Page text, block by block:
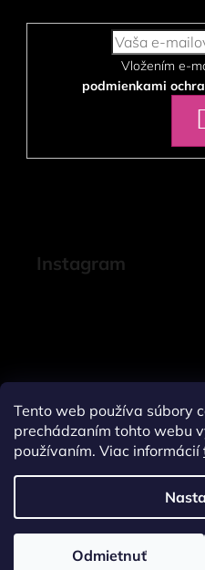
Tento web používa súbory
prechádzaním tohto webu
používaním. Viac informácií
Odmietnuť
podmienkami
Instagram
Vytvoril